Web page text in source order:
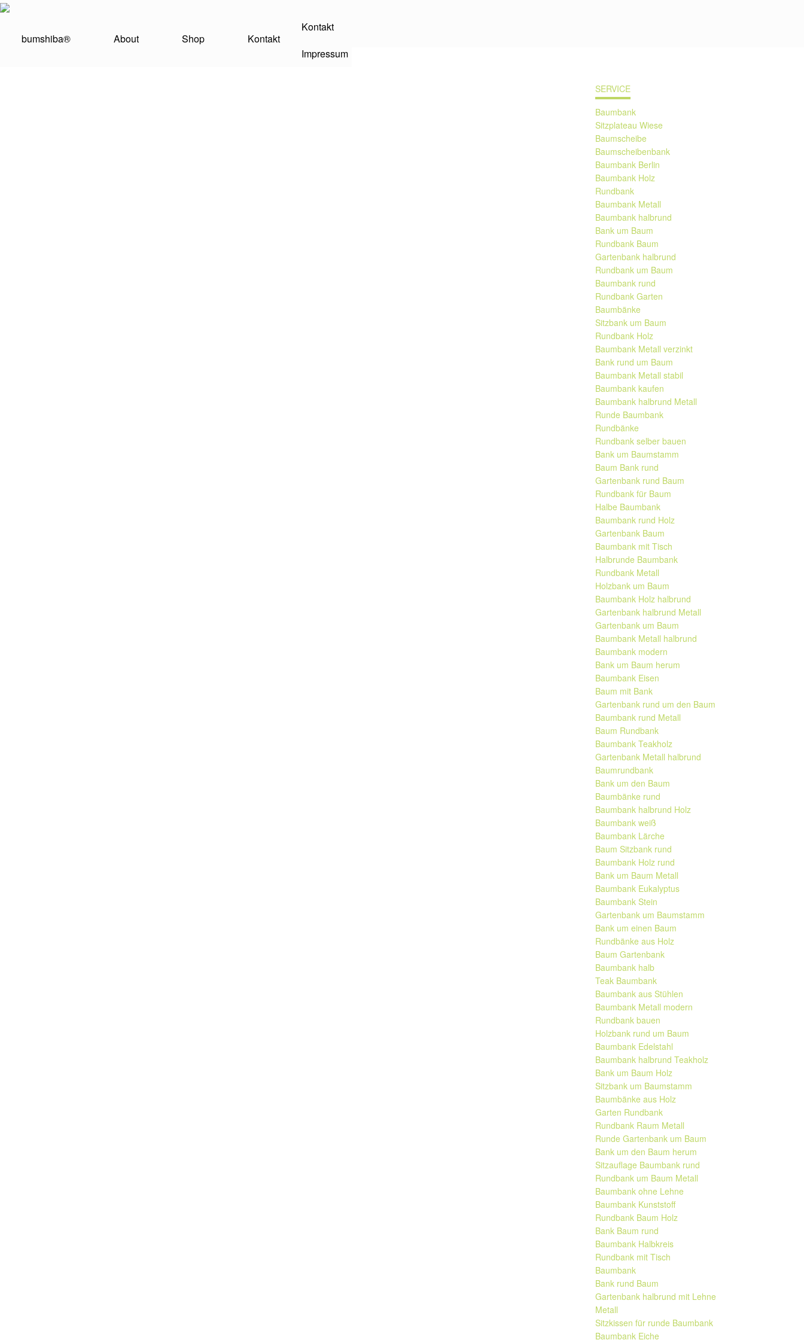
bumshiba® About Shop Kontakt
Kontakt
Impressum
Baumbank Metall stabil
SERVICE
Baumbank
Sitzplateau Wiese
Baumscheibe
Baumscheibenbank
Baumbank Berlin
Baumbank Holz
Rundbank
Baumbank Metall
Baumbank halbrund
Bank um Baum
Rundbank Baum
Gartenbank halbrund
Rundbank um Baum
Baumbank rund
Rundbank Garten
Baumbänke
Sitzbank um Baum
Rundbank Holz
Baumbank Metall verzinkt
Bank rund um Baum
Baumbank Metall stabil
Baumbank kaufen
Baumbank halbrund Metall
Runde Baumbank
Rundbänke
Rundbank selber bauen
Bank um Baumstamm
Baum Bank rund
Gartenbank rund Baum
Rundbank für Baum
Halbe Baumbank
Baumbank rund Holz
Gartenbank Baum
Baumbank mit Tisch
Halbrunde Baumbank
Rundbank Metall
Holzbank um Baum
Baumbank Holz halbrund
Gartenbank halbrund Metall
Gartenbank um Baum
Baumbank Metall halbrund
Baumbank modern
Bank um Baum herum
Baumbank Eisen
Baum mit Bank
Gartenbank rund um den Baum
Baumbank rund Metall
Baum Rundbank
Baumbank Teakholz
Gartenbank Metall halbrund
Baumrundbank
Bank um den Baum
Baumbänke rund
Baumbank halbrund Holz
Baumbank weiß
Baumbank Lärche
Baum Sitzbank rund
Baumbank Holz rund
Bank um Baum Metall
Baumbank Eukalyptus
Baumbank Stein
Gartenbank um Baumstamm
Bank um einen Baum
Rundbänke aus Holz
Baum Gartenbank
Baumbank halb
Teak Baumbank
Baumbank aus Stühlen
Baumbank Metall modern
Rundbank bauen
Holzbank rund um Baum
Baumbank Edelstahl
Baumbank halbrund Teakholz
Bank um Baum Holz
Sitzbank um Baumstamm
Baumbänke aus Holz
Garten Rundbank
Rundbank Raum Metall
Runde Gartenbank um Baum
Bank um den Baum herum
Sitzauflage Baumbank rund
Rundbank um Baum Metall
Baumbank ohne Lehne
Baumbank Kunststoff
Rundbank Baum Holz
Bank Baum rund
Baumbank Halbkreis
Rundbank mit Tisch
Baumbank
Bank rund Baum
Gartenbank halbrund mit Lehne
Metall
Sitzkissen für runde Baumbank
Baumbank Eiche